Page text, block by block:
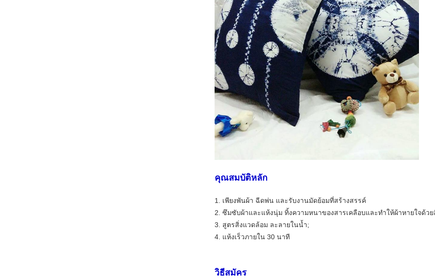
คุณสมบัติหลัก
1. เพียงพันผ้า ฉีดพ่น และรับงานมัดย้อมที่สร้างสรรค์
2. ซึมซับผ้าและแห้งนุ่ม ทิ้งความหนาของสารเคลือบและทำให้ผ้าหายใจด้วย
3. สูตรสิ่งแวดล้อม ละลายในน้ำ;
4. แห้งเร็วภายใน 30 นาที
วิธีสมัคร